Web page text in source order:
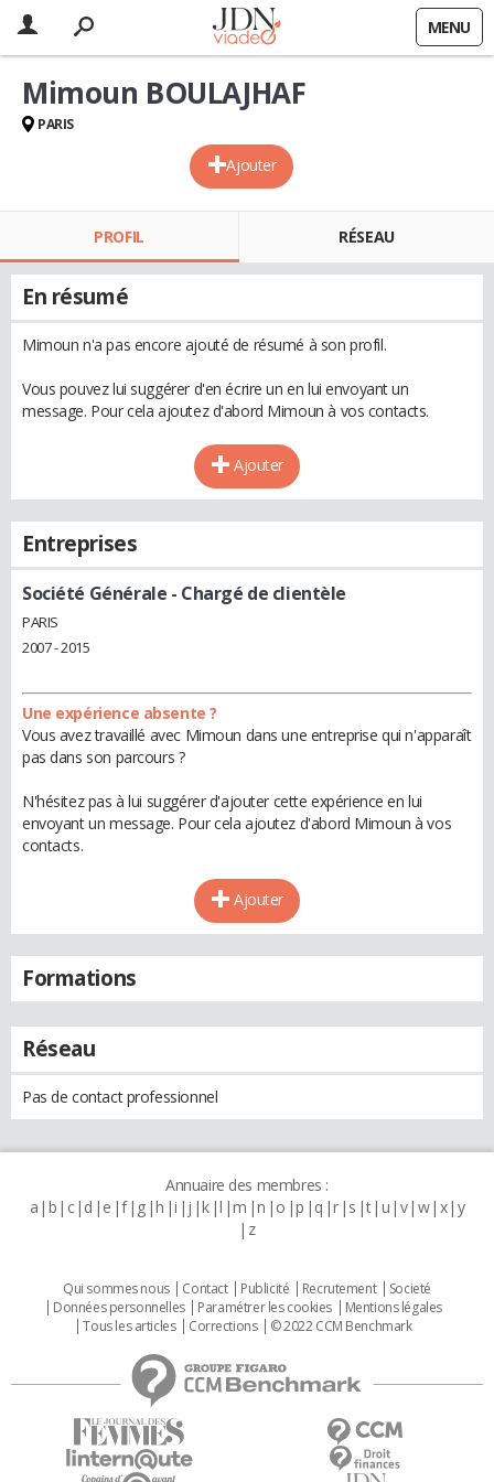
MENU
Ajouter
Mimoun BOULAJHAF
PARIS
PROFIL RÉSEAU
En résumé
Mimoun n'a pas encore ajouté de résumé à son profil.
Vous pouvez lui suggérer d'en écrire un en lui envoyant un
message. Pour cela ajoutez d'abord Mimoun à vos contacts.
Ajouter
Entreprises
Société Générale - Chargé de clientèle
PARIS
2007 - 2015
Une expérience absente ?
Vous avez travaillé avec Mimoun dans une entreprise qui n'apparaît
pas dans son parcours ?
N'hésitez pas à lui suggérer d'ajouter cette expérience en lui
envoyant un message. Pour cela ajoutez d'abord Mimoun à vos
contacts.
Ajouter
Formations
Réseau
Pas de contact professionnel
Annuaire des membres :
a b c d e f g h i j k l m n o p q r s t u v w x y
z
Qui sommes nous Contact Publicité Recrutement
Societé
Données personnelles
Paramétrer les cookies
Mentions légales
Tous les articles
Corrections © 2022 CCM Benchmark